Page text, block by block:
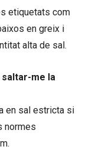
etiquetats com
en greix i
alta de sal.
me la
en sal estricta si
normes